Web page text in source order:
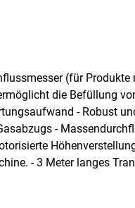
(für
die Befüllung
- Robust
-
- 3 Meter langes